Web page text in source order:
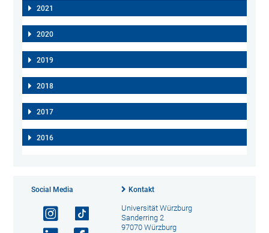
2021
2020
2019
2018
2017
2016
Social Media Kontakt
Universität Würzburg
Sanderring 2
97070 Würzburg